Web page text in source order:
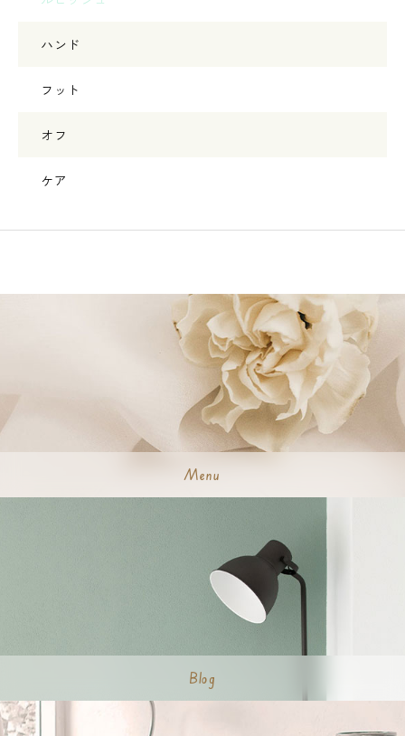
ハンド
フット
オフ
ケア
Menu
Blog